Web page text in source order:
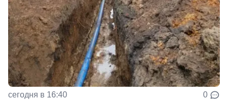
сегодня в 16:40 0